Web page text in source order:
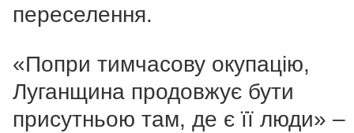
переселення.
«Попри тимчасову окупацію,
Луганщина продовжує бути
присутньою там, де є її люди» –